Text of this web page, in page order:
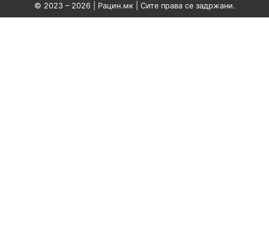
© 2023 – 2026 | Рацин.мк | Сите права се задржани.